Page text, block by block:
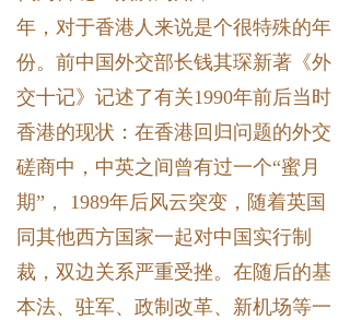
年，对于香港人来说是个很特殊的年
份。前中国外交部长钱其琛新著《外
交十记》记述了有关1990年前后当时
香港的现状：在香港回归问题的外交
磋商中，中英之间曾有过一个“蜜月
期”， 1989年后风云突变，随着英国
同其他西方国家一起对中国实行制
裁，双边关系严重受挫。在随后的基
本法、驻军、政制改革、新机场等一